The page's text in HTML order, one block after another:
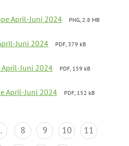
April-Juni 2024
PNG, 2.8 MB
Juni 2024
PDF, 379 kB
April-Juni 2024
PDF, 159 kB
April-Juni 2024
PDF, 152 kB
8 9 10
11